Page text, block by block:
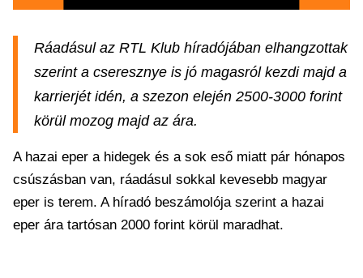
Ráadásul az RTL Klub híradójában elhangzottak
szerint a cseresznye is jó magasról kezdi majd a
karrierjét idén, a szezon elején 2500-3000 forint
körül mozog majd az ára.
A hazai eper a hidegek és a sok eső miatt pár hónapos
csúszásban van, ráadásul sokkal kevesebb magyar
eper is terem. A híradó beszámolója szerint a hazai
eper ára tartósan 2000 forint körül maradhat.